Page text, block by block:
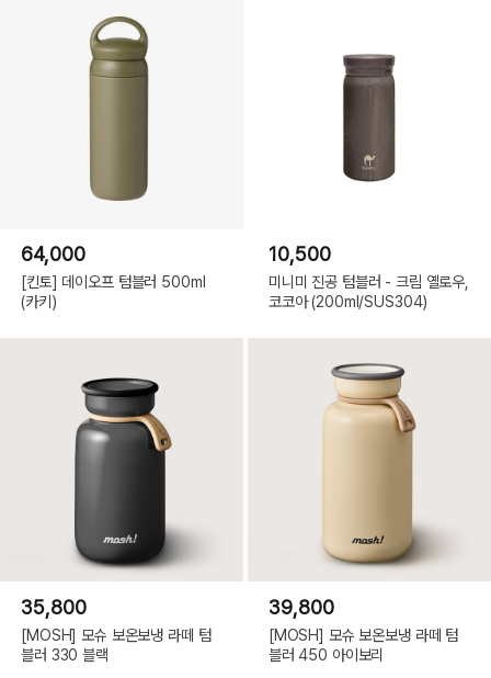
64,000
[킨토] 데이오프 텀블러 500ml
(카키)
10,500
미니미 진공 텀블러 - 크림 옐로우,
코코아 (200ml/SUS304)
35,800
[MOSH] 모슈 보온보냉 라떼 텀
블러 330 블랙
39,800
[MOSH] 모슈 보온보냉 라떼 텀
블러 450 아이보리